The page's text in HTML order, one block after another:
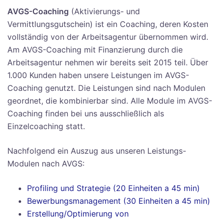
AVGS-Coaching (Aktivierungs- und
Vermittlungsgutschein) ist ein Coaching, deren Kosten
vollständig von der Arbeitsagentur übernommen wird.
Am AVGS-Coaching mit Finanzierung durch die
Arbeitsagentur nehmen wir bereits seit 2015 teil. Über
1.000 Kunden haben unsere Leistungen im AVGS-
Coaching genutzt. Die Leistungen sind nach Modulen
geordnet, die kombinierbar sind. Alle Module im AVGS-
Coaching finden bei uns ausschließlich als
Einzelcoaching statt.
Nachfolgend ein Auszug aus unseren Leistungs-
Modulen nach AVGS:
Profiling und Strategie (20 Einheiten a 45 min)
Bewerbungsmanagement (30 Einheiten a 45 min)
Erstellung/Optimierung von